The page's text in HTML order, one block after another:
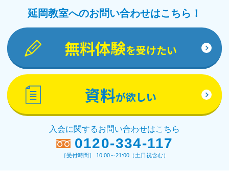
延岡教室へのお問い合わせはこちら！
無料体験を受けたい
資料が欲しい
入会に関するお問い合わせはこちら
0120-334-117
［受付時間］ 10:00～21:00（土日祝含む）